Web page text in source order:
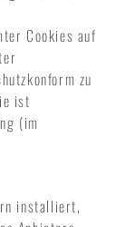
Cookies auf
zu
ist
(im
installiert,